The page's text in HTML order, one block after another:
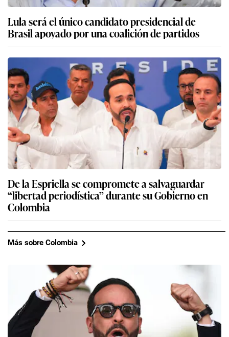
Lula será el único candidato presidencial de
Brasil apoyado por una coalición de partidos
De la Espriella se compromete a salvaguardar
“libertad periodística” durante su Gobierno en
Colombia
Más sobre Colombia